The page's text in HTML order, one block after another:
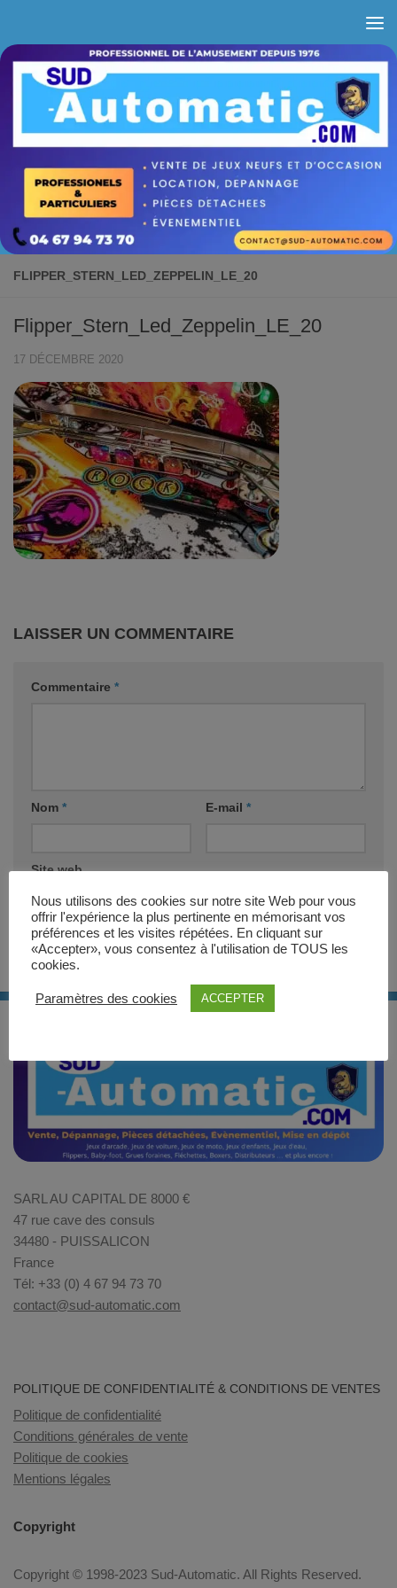
FLIPPER_STERN_LED_ZEPPELIN_LE_20
Flipper_Stern_Led_Zeppelin_LE_20
17 DÉCEMBRE 2020
LAISSER UN COMMENTAIRE
Commentaire *
Nom * E-mail *
Site web
SARL AU CAPITAL DE 8000 €
47 rue cave des consuls
34480 - PUISSALICON
France
Tél: +33 (0) 4 67 94 73 70
contact@sud-automatic.com
POLITIQUE DE CONFIDENTIALITÉ & CONDITIONS DE VENTES
Politique de confidentialité
Conditions générales de vente
Politique de cookies
Mentions légales
Copyright
Copyright © 1998-2023 Sud-Automatic. All Rights Reserved.
Nous utilisons des cookies sur notre site Web pour vous
offrir l'expérience la plus pertinente en mémorisant vos
préférences et les visites répétées. En cliquant sur
«Accepter», vous consentez à l'utilisation de TOUS les
cookies.
Paramètres des cookies ACCEPTER